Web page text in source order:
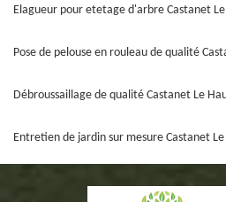
Elagueur pour etetage d'arbre Castanet
Pose de pelouse en rouleau de qualité
Débroussaillage de qualité Castanet Le
Entretien de jardin sur mesure Castanet